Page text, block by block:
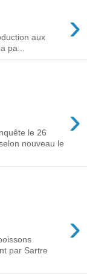
›
aux
pa...
›
le 26
nouveau le
›
par Sartre